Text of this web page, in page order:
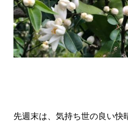
先週末は、気持ち世の良い快